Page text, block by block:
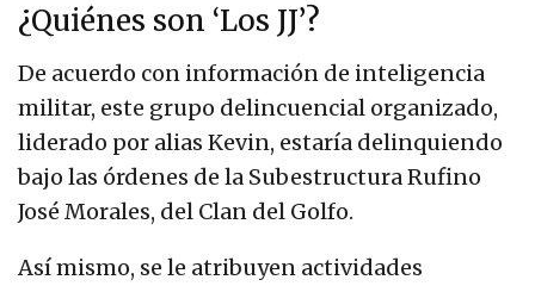
¿Quiénes son ‘Los JJ’?
De acuerdo con información de inteligencia
militar, este grupo delincuencial organizado,
liderado por alias Kevin, estaría delinquiendo
bajo las órdenes de la Subestructura Rufino
José Morales, del Clan del Golfo.
Así mismo, se le atribuyen actividades